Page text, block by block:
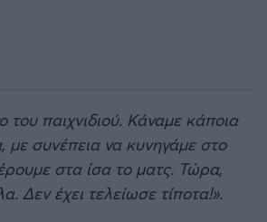
του παιχνιδιού. Κάναμε κάποια
με συνέπεια να κυνηγάμε στο
στα ίσα το ματς. Τώρα,
Δεν έχει τελείωσε τίποτα!».